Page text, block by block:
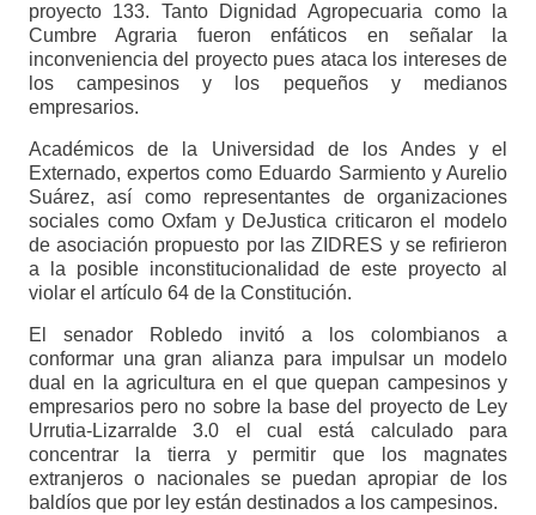
proyecto 133. Tanto Dignidad Agropecuaria como la
Cumbre Agraria fueron enfáticos en señalar la
inconveniencia del proyecto pues ataca los intereses de
los campesinos y los pequeños y medianos
empresarios.
Académicos de la Universidad de los Andes y el
Externado, expertos como Eduardo Sarmiento y Aurelio
Suárez, así como representantes de organizaciones
sociales como Oxfam y DeJustica criticaron el modelo
de asociación propuesto por las ZIDRES y se refirieron
a la posible inconstitucionalidad de este proyecto al
violar el artículo 64 de la Constitución.
El senador Robledo invitó a los colombianos a
conformar una gran alianza para impulsar un modelo
dual en la agricultura en el que quepan campesinos y
empresarios pero no sobre la base del proyecto de Ley
Urrutia-Lizarralde 3.0 el cual está calculado para
concentrar la tierra y permitir que los magnates
extranjeros o nacionales se puedan apropiar de los
baldíos que por ley están destinados a los campesinos.